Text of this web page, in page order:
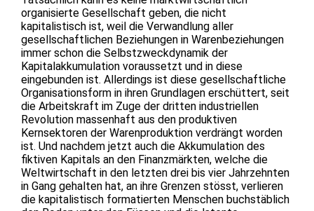
organisierte Gesellschaft geben, die nicht
kapitalistisch ist, weil die Verwandlung aller
gesellschaftlichen Beziehungen in Warenbeziehungen
immer schon die Selbstzweckdynamik der
Kapitalakkumulation voraussetzt und in diese
eingebunden ist. Allerdings ist diese gesellschaftliche
Organisationsform in ihren Grundlagen erschüttert, seit
die Arbeitskraft im Zuge der dritten industriellen
Revolution massenhaft aus den produktiven
Kernsektoren der Warenproduktion verdrängt worden
ist. Und nachdem jetzt auch die Akkumulation des
fiktiven Kapitals an den Finanzmärkten, welche die
Weltwirtschaft in den letzten drei bis vier Jahrzehnten
in Gang gehalten hat, an ihre Grenzen stösst, verlieren
die kapitalistisch formatierten Menschen buchstäblich